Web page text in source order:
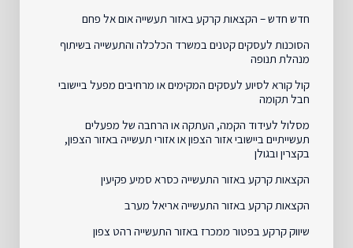
חדש חדש – הקצאות קרקע באזור תעשייה אום אל פחם
הסוכנות לעסקים קטנים במשרד הכלכלה והתעשייה בשיתוף
מנהלת תנופה
קול קורא לסיוע לעסקים המקימים או מרחיבים מפעל ביישובי
חבל תקומה
מסלול לעידוד הקמה, העתקה או הרחבה של מפעלים
תעשייתיים ביישובי אזור הצפון או אזורי תעשייה באזור הצפון,
בקצרין ובגולן
הקצאות קרקע באזור התעשייה כסרא סמיע פקיעין
הקצאות קרקע באזור התעשייה אריאל מערב
שיווק קרקע בפטור ממכרז באזור התעשייה רהט צפון